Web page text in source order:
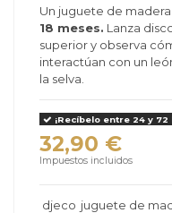
Un juguete de
18 meses. Lanza
superior y observa
interactúan con un
la selva.
¡Recíbelo entre 24 y 72
32,90 €
Impuestos incluidos
djeco juguete de